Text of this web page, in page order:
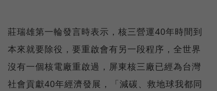
莊瑞雄第一輪發言時表示，核三營運40年時間到
本來就要除役，要重啟會有另一段程序，全世界
沒有一個核電廠重啟過，屏東核三廠已經為台灣
社會貢獻40年經濟發展，「減碳、救地球我都同